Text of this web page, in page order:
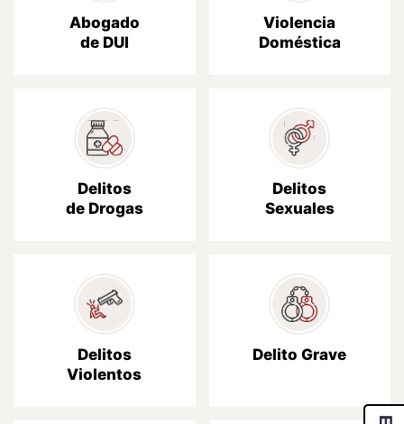
Abogado
de DUI
Violencia
Doméstica
Delitos
de Drogas
Delitos
Sexuales
Delitos
Violentos
Delito Grave